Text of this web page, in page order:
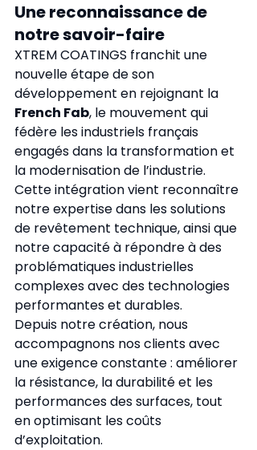
Une reconnaissance de
notre savoir-faire
XTREM COATINGS franchit une
nouvelle étape de son
développement en rejoignant la
French Fab, le mouvement qui
fédère les industriels français
engagés dans la transformation et
la modernisation de l’industrie.
Cette intégration vient reconnaître
notre expertise dans les solutions
de revêtement technique, ainsi que
notre capacité à répondre à des
problématiques industrielles
complexes avec des technologies
performantes et durables.
Depuis notre création, nous
accompagnons nos clients avec
une exigence constante : améliorer
la résistance, la durabilité et les
performances des surfaces, tout
en optimisant les coûts
d’exploitation.